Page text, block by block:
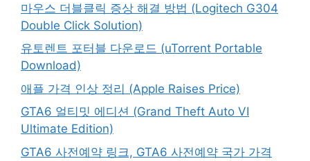
마우스 더블클릭 증상 해결 방법 (Logitech G304
Double Click Solution)
유토렌트 포터블 다운로드 (uTorrent Portable
Download)
애플 가격 인상 정리 (Apple Raises Price)
GTA6 얼티밋 에디션 (Grand Theft Auto VI
Ultimate Edition)
GTA6 사전예약 링크, GTA6 사전예약 국가 가격